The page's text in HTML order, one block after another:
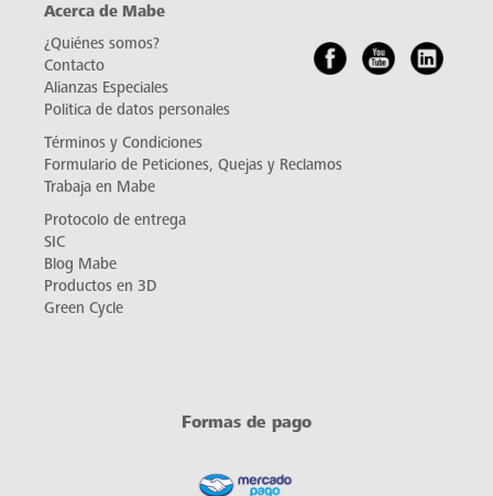
Acerca de Mabe
¿Quiénes somos?
Contacto
Alianzas Especiales
Política de datos personales
Términos y Condiciones
Formulario de Peticiones, Quejas y Reclamos
Trabaja en Mabe
Protocolo de entrega
SIC
Blog Mabe
Productos en 3D
Green Cycle
Formas de pago